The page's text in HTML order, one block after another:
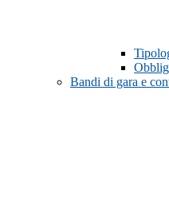
Bandi di gara e